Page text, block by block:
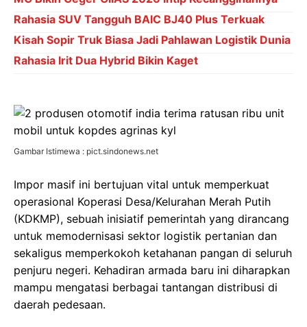
Rahasia SUV Tangguh BAIC BJ40 Plus Terkuak
Kisah Sopir Truk Biasa Jadi Pahlawan Logistik Dunia
Rahasia Irit Dua Hybrid Bikin Kaget
Gambar Istimewa : pict.sindonews.net
Impor masif ini bertujuan vital untuk memperkuat
operasional Koperasi Desa/Kelurahan Merah Putih
(KDKMP), sebuah inisiatif pemerintah yang dirancang
untuk memodernisasi sektor logistik pertanian dan
sekaligus memperkokoh ketahanan pangan di seluruh
penjuru negeri. Kehadiran armada baru ini diharapkan
mampu mengatasi berbagai tantangan distribusi di
daerah pedesaan.